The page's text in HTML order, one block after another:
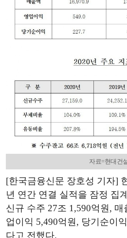
자료=현대건
[한국금융신문 장호성 기자]
년 연간 연결 실적을 잠정 집
신규 수주 27조 1,590억원, 매
업이익 5,490억원, 당기순이
다고 전했다.